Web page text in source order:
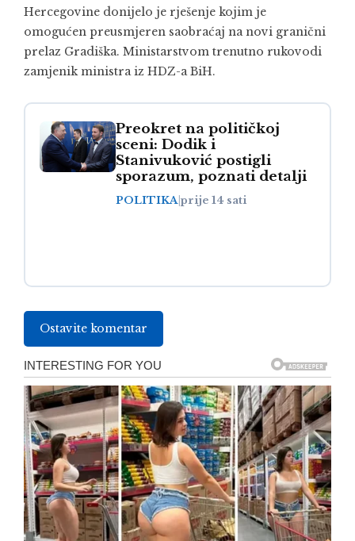
Hercegovine donijelo je rješenje kojim je
omogućen preusmjeren saobraćaj na novi granični
prelaz Gradiška. Ministarstvom trenutno rukovodi
zamjenik ministra iz HDZ-a BiH.
Preokret na političkoj
sceni: Dodik i
Stanivuković postigli
sporazum, poznati detalji
POLITIKAprije 14 sati
Ostavite komentar